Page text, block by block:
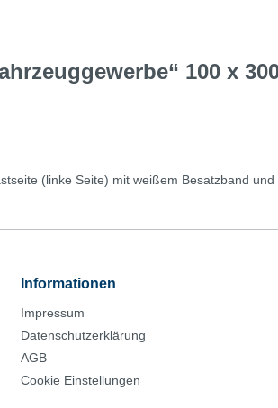
100 x
(linke Seite) mit weißem Besatzband
Informationen
Impressum
Datenschutzerklärung
AGB
Cookie Einstellungen